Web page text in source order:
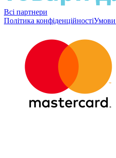
Всі партнери
Політика конфіденційностіУмови